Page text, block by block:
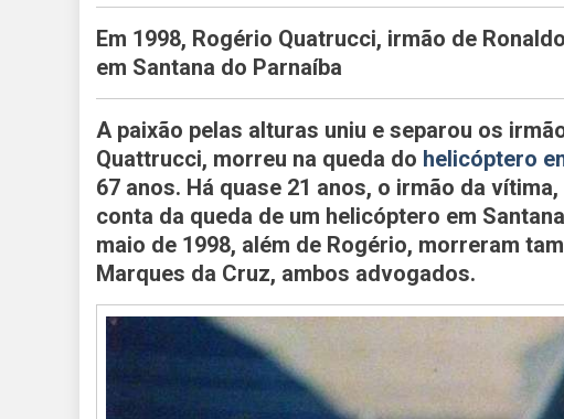
Piloto
Levava
Boechat
Morreu
Em
Aéreo
Em 1998, Rogério Quatrucci, irmão de
em Santana do Parnaíba
A paixão pelas alturas uniu e separou os
Quattrucci, morreu na queda do helicóptero
67 anos. Há quase 21 anos, o irmão da
conta da queda de um helicóptero em
maio de 1998, além de Rogério, morreram
Marques da Cruz, ambos advogados.